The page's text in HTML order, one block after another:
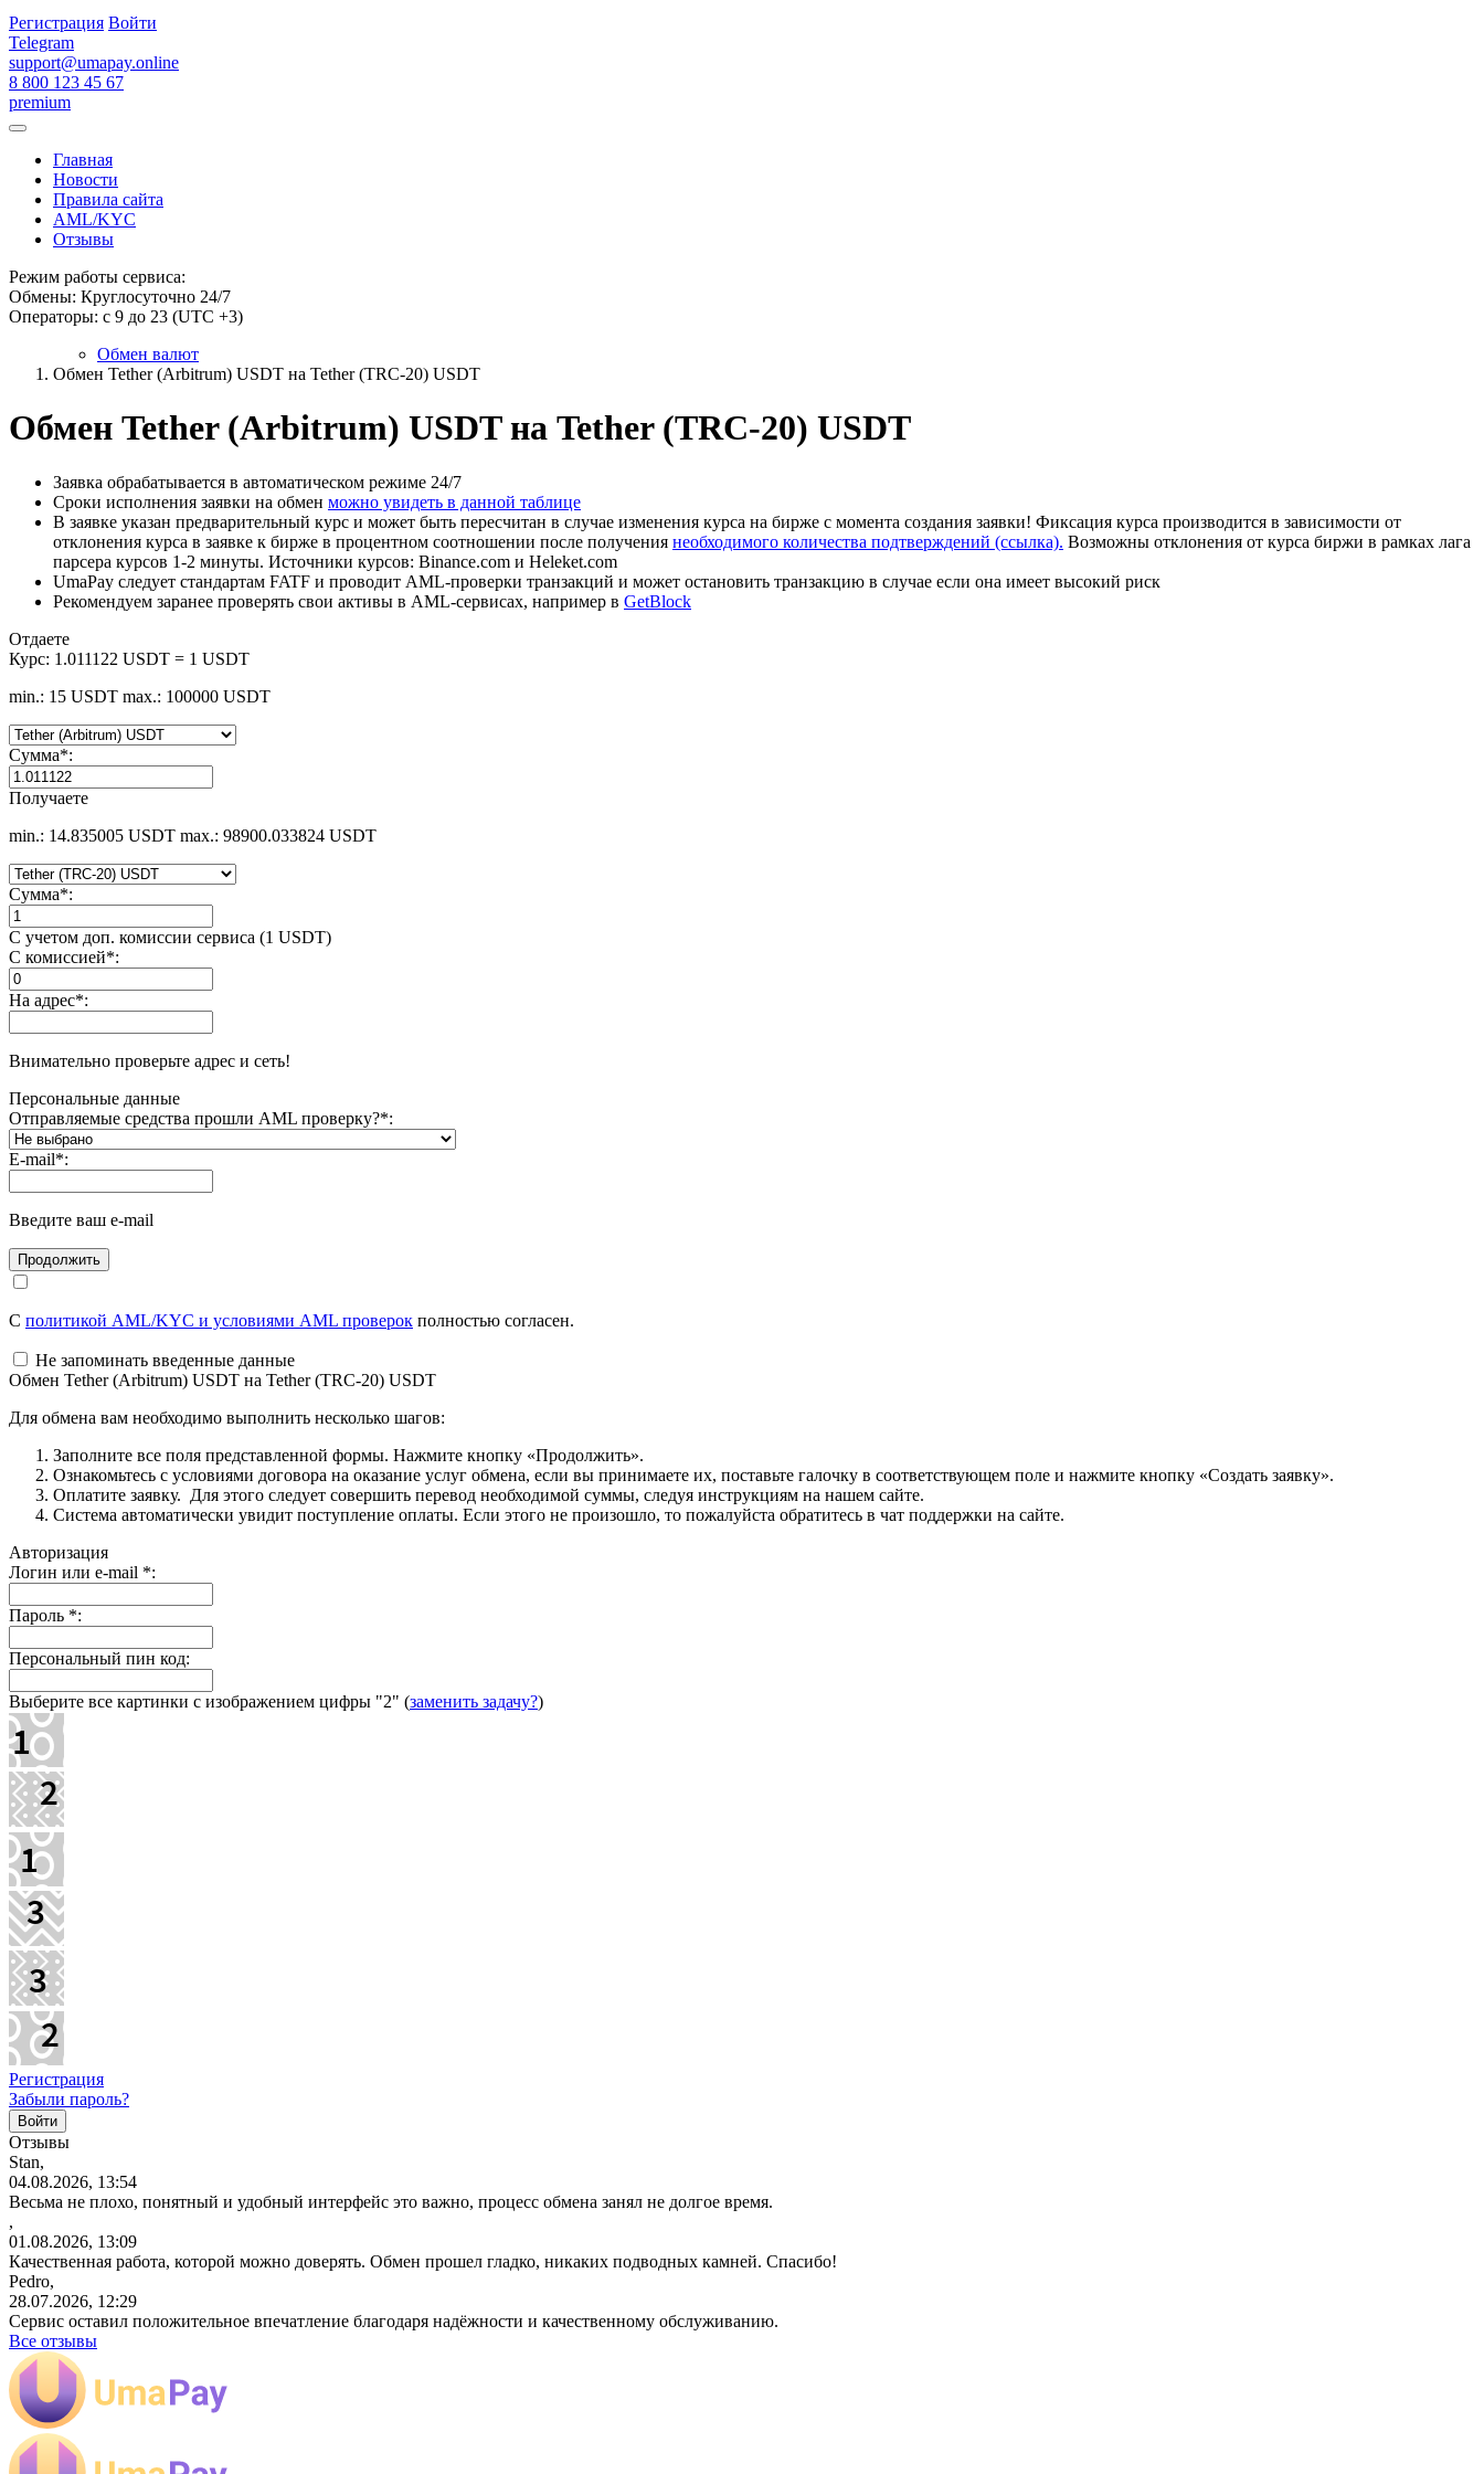
Регистрация Войти
Telegram
support@umapay.online
8 800 123 45 67
premium
Главная
Новости
Правила сайта
AML/KYC
Отзывы
Режим работы сервиса:
Обмены: Круглосуточно 24/7
Операторы: с 9 до 23 (UTC +3)
Обмен валют
Обмен Tether (Arbitrum) USDT на Tether (TRC-20) USDT
Обмен Tether (Arbitrum) USDT на Tether (TRC-20) USDT
Заявка обрабатывается в автоматическом режиме 24/7
Сроки исполнения заявки на обмен можно увидеть в данной таблице
В заявке указан предварительный курс и может быть пересчитан в случае изменения курса на бирже с момента создания заявки! Фиксация курса производится в зависимости от
отклонения курса в заявке к бирже в процентном соотношении после получения необходимого количества подтверждений (ссылка). Возможны отклонения от курса биржи в рамках лага
парсера курсов 1-2 минуты. Источники курсов: Binance.com и Heleket.com
UmaPay следует стандартам FATF и проводит AML-проверки транзакций и может остановить транзакцию в случае если она имеет высокий риск
Рекомендуем заранее проверять свои активы в AML-сервисах, например в GetBlock
Отдаете
Курс: 1.011122 USDT = 1 USDT
min.: 15 USDT max.: 100000 USDT
Сумма*:
Получаете
min.: 14.835005 USDT max.: 98900.033824 USDT
Сумма*:
С учетом доп. комиссии сервиса (1 USDT)
С комиссией*:
На адрес*:
Внимательно проверьте адрес и сеть!
Персональные данные
Отправляемые средства прошли AML проверку?*:
E-mail*:
Введите ваш e-mail
С политикой AML/KYC и условиями AML проверок полностью согласен.
Не запоминать введенные данные
Обмен Tether (Arbitrum) USDT на Tether (TRC-20) USDT
Для обмена вам необходимо выполнить несколько шагов:
Заполните все поля представленной формы. Нажмите кнопку «Продолжить».
Ознакомьтесь с условиями договора на оказание услуг обмена, если вы принимаете их, поставьте галочку в соответствующем поле и нажмите кнопку «Создать заявку».
Оплатите заявку. Для этого следует совершить перевод необходимой суммы, следуя инструкциям на нашем сайте.
Система автоматически увидит поступление оплаты. Если этого не произошло, то пожалуйста обратитесь в чат поддержки на сайте.
Авторизация
Логин или e-mail *:
Пароль *:
Персональный пин код:
Выберите все картинки с изображением цифры "2" (заменить задачу?)
Регистрация
Забыли пароль?
Отзывы
Stan,
04.08.2026, 13:54
Весьма не плохо, понятный и удобный интерфейс это важно, процесс обмена занял не долгое время.
,
01.08.2026, 13:09
Качественная работа, которой можно доверять. Обмен прошел гладко, никаких подводных камней. Спасибо!
Pedro,
28.07.2026, 12:29
Сервис оставил положительное впечатление благодаря надёжности и качественному обслуживанию.
Все отзывы